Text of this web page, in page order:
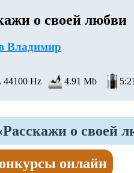
о своей любви
Владимир
44100 Hz 4.91 Mb 5:21
о своей
онлайн